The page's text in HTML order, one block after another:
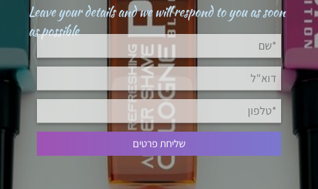
Leave your details and we will respond to you as soon
as possible